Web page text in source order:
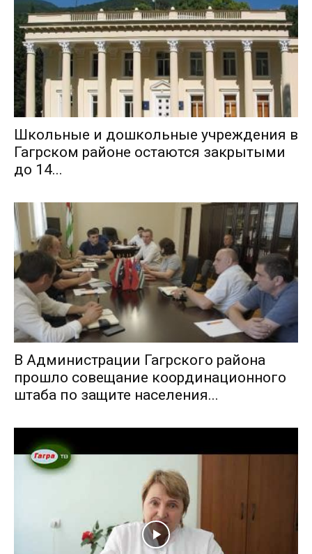
Школьные и дошкольные учреждения в
Гагрском районе остаются закрытыми
до 14...
В Администрации Гагрского района
прошло совещание координационного
штаба по защите населения...